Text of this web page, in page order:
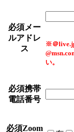
必須メー
ルアドレ
ス
※＠
い。
必須携帯
電話番号
必須Zoom